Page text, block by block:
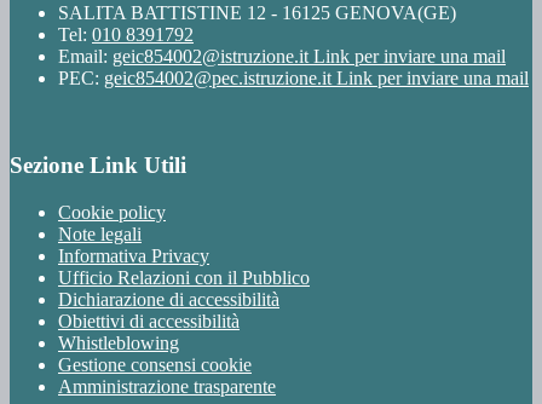
SALITA BATTISTINE 12 - 16125 GENOVA(GE)
Tel: 010 8391792
Email: geic854002@istruzione.it Link per inviare una mail
PEC: geic854002@pec.istruzione.it Link per inviare una mail
Sezione Link Utili
Cookie policy
Note legali
Informativa Privacy
Ufficio Relazioni con il Pubblico
Dichiarazione di accessibilità
Obiettivi di accessibilità
Whistleblowing
Gestione consensi cookie
Amministrazione trasparente